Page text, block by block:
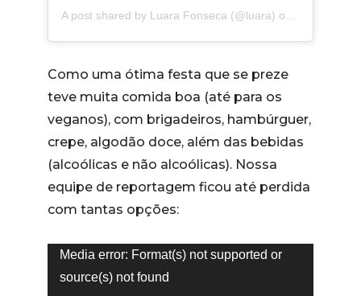
A post shared by Luara Fonseca (@luara) on
Como uma ótima festa que se preze
teve muita comida boa (até para os
veganos), com brigadeiros, hambúrguer,
crepe, algodão doce, além das bebidas
(alcoólicas e não alcoólicas). Nossa
equipe de reportagem ficou até perdida
com tantas opções:
Tocador
de
Media error: Format(s) not supported or
source(s) not found